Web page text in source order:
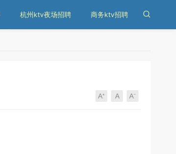

杭州ktv夜场招聘 商务ktv招聘
A⁺ A A⁻